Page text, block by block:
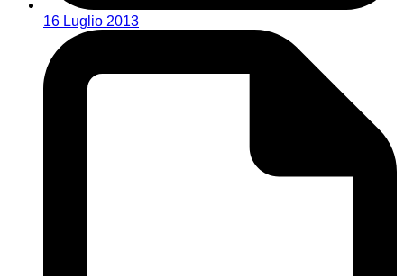
16 Luglio 2013